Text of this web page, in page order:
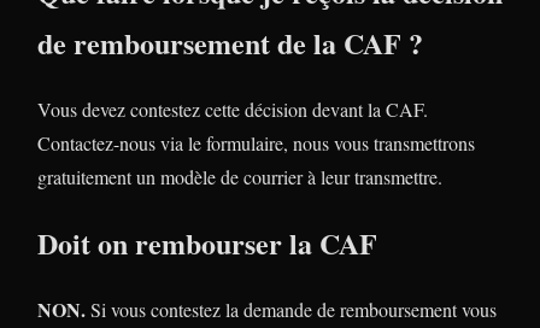
de remboursement de la CAF ?
Vous devez contestez cette décision devant la CAF.
Contactez-nous via le formulaire, nous vous transmettrons
gratuitement un modèle de courrier à leur transmettre.
Doit on rembourser la CAF
NON.Si vous contestez la demande de remboursement vous